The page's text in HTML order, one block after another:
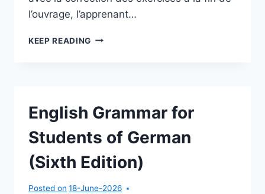
l’ouvrage, l’apprenant…
KEEP READING LA
English Grammar for
Students of German
(Sixth Edition)
Posted on 18-June-2026